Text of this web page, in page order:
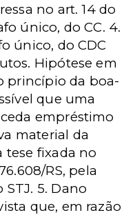
no art. 14 do
único, do CC. 4.
único, do CDC
Hipótese em
princípio da boa-
que uma
empréstimo
material da
tese fixada no
RS, pela
5. Dano
que, em razão